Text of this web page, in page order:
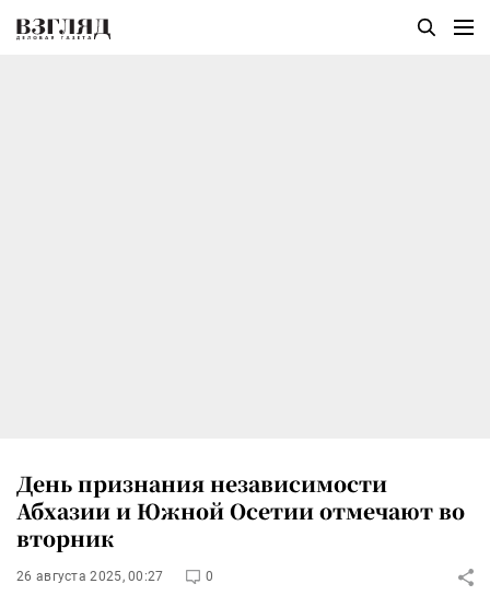
День признания независимости
Абхазии и Южной Осетии отмечают во
вторник
26 августа 2025, 00:27 0